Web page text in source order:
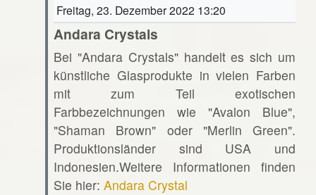
Freitag, 23. Dezember 2022 13:20
Andara Crystals
Bei "Andara Crystals" handelt es sich um
künstliche Glasprodukte in vielen Farben
mit zum Teil exotischen
Farbbezeichnungen wie "Avalon Blue",
"Shaman Brown" oder "Merlin Green".
Produktionsländer sind USA und
Indonesien.Weitere Informationen finden
Sie hier: Andara Crystal